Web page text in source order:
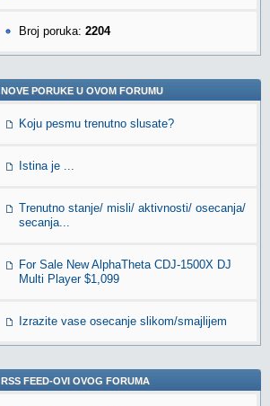
Broj poruka: 2204
NOVE PORUKE U OVOM FORUMU
Koju pesmu trenutno slusate?
Istina je ...
Trenutno stanje/ misli/ aktivnosti/ osecanja/
secanja...
For Sale New AlphaTheta CDJ-1500X DJ
Multi Player $1,099
Izrazite vase osecanje slikom/smajlijem
RSS FEED-OVI OVOG FORUMA